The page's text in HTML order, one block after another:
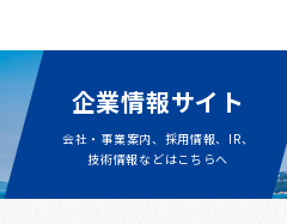
企業情報サイト
会社・事業案内、採用情報、IR、
技術情報などはこちらへ